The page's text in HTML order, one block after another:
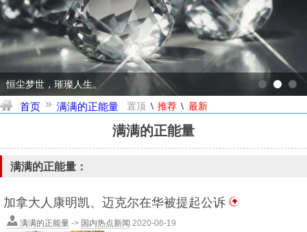
恒尘梦世，璀璨人生。
首页 满满的正能量 置顶 \ 推荐 \ 最新
满满的正能量
满满的正能量：
加拿大人康明凯、迈克尔在华被提起公诉
满满的正能量 -> 国内热点新闻 2020-06-19